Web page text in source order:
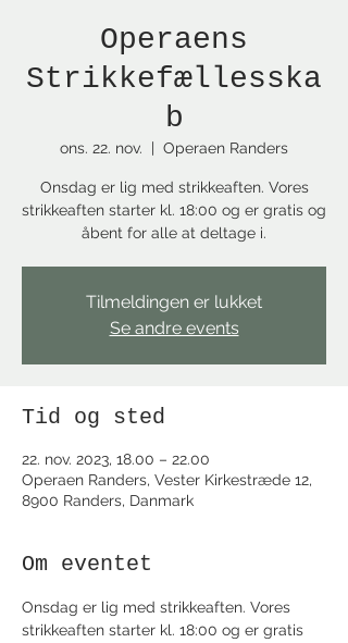
Operaens
Strikkefællesska
b
ons. 22. nov.
  |
Operaen Randers
Onsdag er lig med strikkeaften. Vores
strikkeaften starter kl. 18:00 og er gratis og
åbent for alle at deltage i.
Tilmeldingen er lukket
Se andre events
Tid og sted
22. nov. 2023, 18.00 – 22.00
Operaen Randers, Vester Kirkestræde 12,
8900 Randers, Danmark
Om eventet
Onsdag er lig med strikkeaften. Vores
strikkeaften starter kl. 18:00 og er gratis